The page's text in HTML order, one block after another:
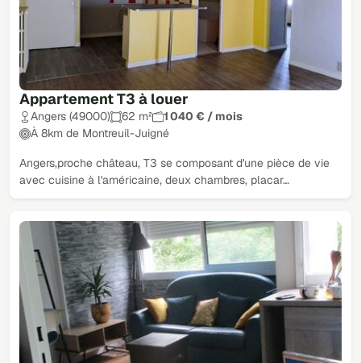
Appartement T3 à louer
Angers (49000) 62 m²
1 040 € / mois
À 8km de Montreuil-Juigné
Angers,proche château, T3 se composant d'une pièce de vie
avec cuisine à l'américaine, deux chambres, placar…